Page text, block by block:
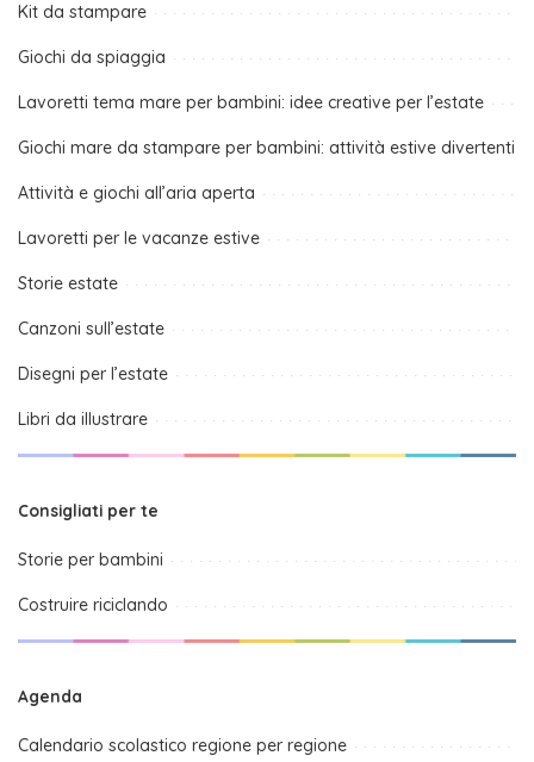
Kit da stampare
Giochi da spiaggia
Lavoretti tema mare per bambini: idee creative per l’estate
Giochi mare da stampare per bambini: attività estive divertenti
Attività e giochi all’aria aperta
Lavoretti per le vacanze estive
Storie estate
Canzoni sull’estate
Disegni per l’estate
Libri da illustrare
Consigliati per te
Storie per bambini
Costruire riciclando
Agenda
Calendario scolastico regione per regione